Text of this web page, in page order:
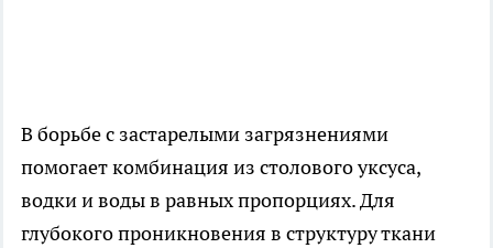
В борьбе с застарелыми загрязнениями
помогает комбинация из столового уксуса,
водки и воды в равных пропорциях. Для
глубокого проникновения в структуру ткани